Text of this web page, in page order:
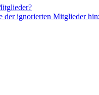
ignorierten Mitglieder